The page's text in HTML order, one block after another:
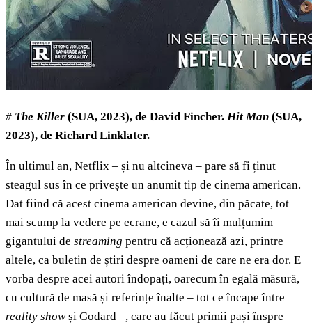
# The Killer (SUA, 2023), de David Fincher. Hit Man (SUA,
2023), de Richard Linklater.
În ultimul an, Netflix – și nu altcineva – pare să fi ținut
steagul sus în ce privește un anumit tip de cinema american.
Dat fiind că acest cinema american devine, din păcate, tot
mai scump la vedere pe ecrane, e cazul să îi mulțumim
gigantului de streaming pentru că acționează azi, printre
altele, ca buletin de știri despre oameni de care ne era dor. E
vorba despre acei autori îndopați, oarecum în egală măsură,
cu cultură de masă și referințe înalte – tot ce încape între
reality showși Godard –, care au făcut primii pași înspre